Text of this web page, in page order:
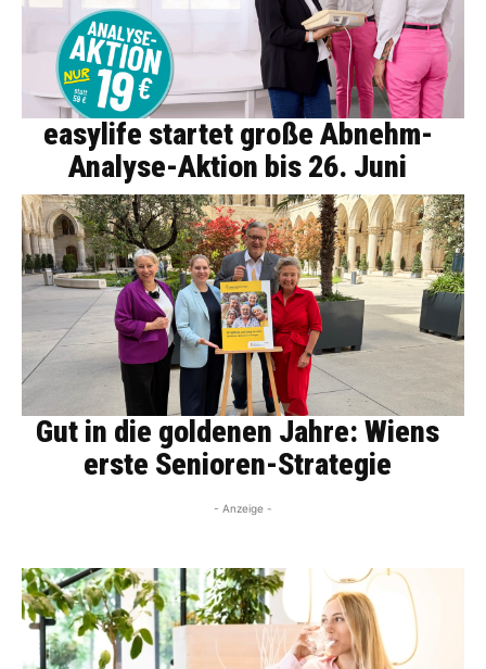
easylife startet große Abnehm-
Analyse-Aktion bis 26. Juni
Gut in die goldenen Jahre: Wiens
erste Senioren-Strategie
- Anzeige -